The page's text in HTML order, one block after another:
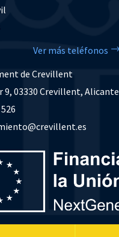
Ver más teléfonos
de Crevillent
9, 03330 Crevillent, Alicante